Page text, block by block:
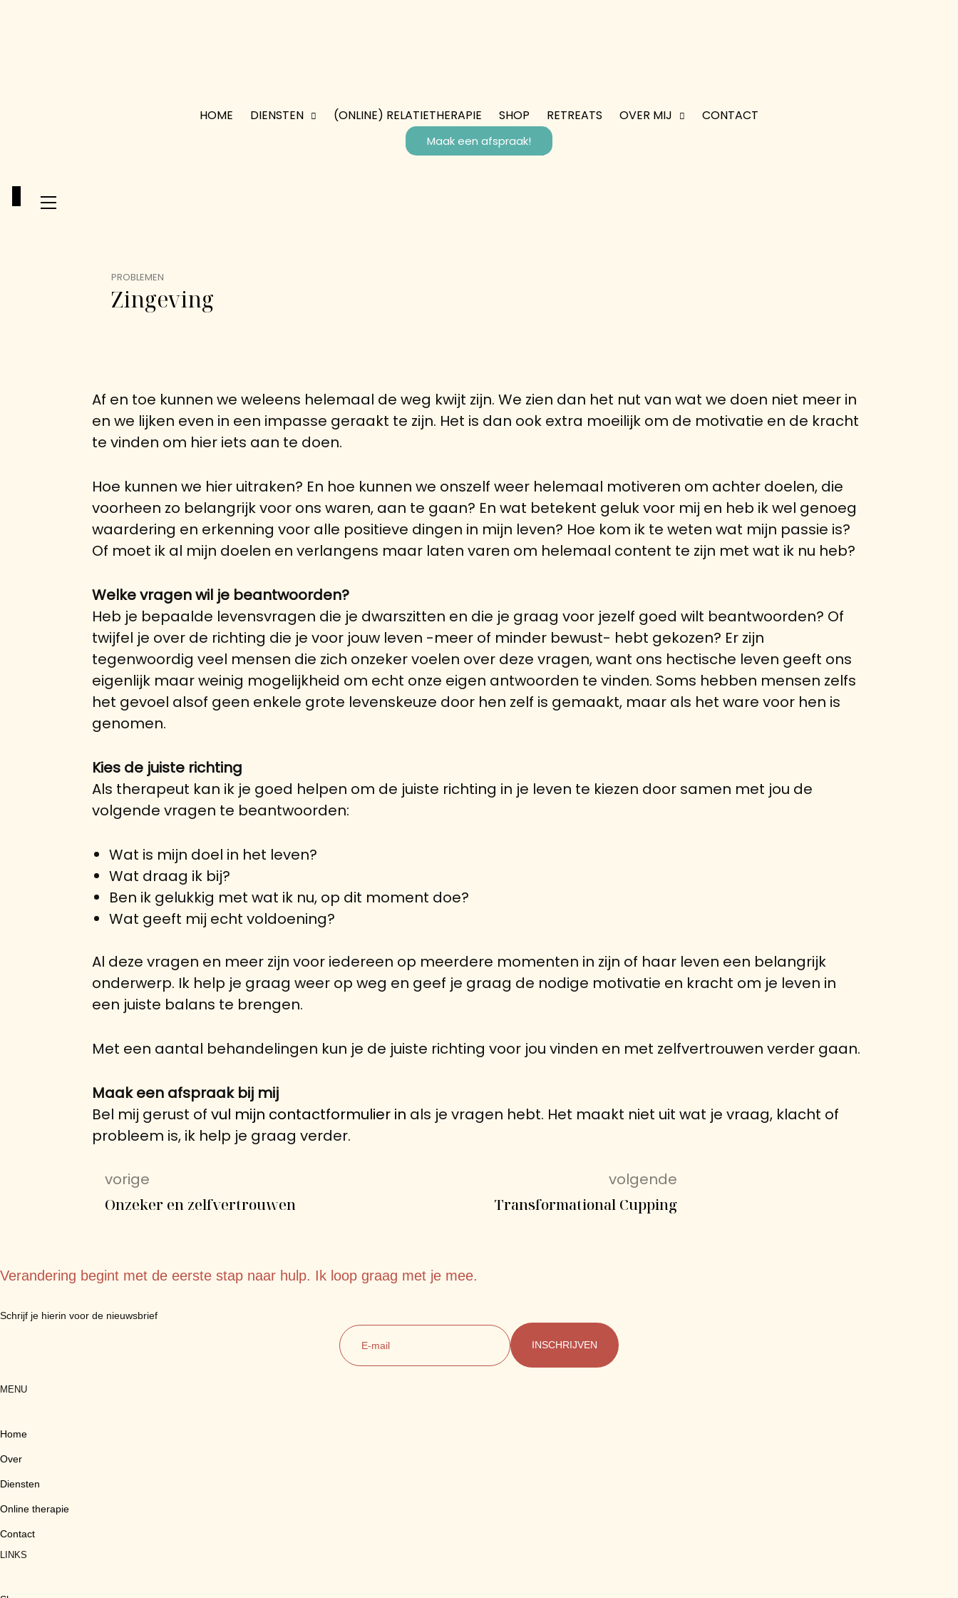
HOME DIENSTEN (ONLINE) RELATIETHERAPIE SHOP RETREATS OVER MIJ CONTACT
Maak een afspraak!
PROBLEMEN
Zingeving
Af en toe kunnen we weleens helemaal de weg kwijt zijn. We zien dan het nut van wat we doen niet meer in
en we lijken even in een impasse geraakt te zijn. Het is dan ook extra moeilijk om de motivatie en de kracht
te vinden om hier iets aan te doen.
Hoe kunnen we hier uitraken? En hoe kunnen we onszelf weer helemaal motiveren om achter doelen, die
voorheen zo belangrijk voor ons waren, aan te gaan? En wat betekent geluk voor mij en heb ik wel genoeg
waardering en erkenning voor alle positieve dingen in mijn leven? Hoe kom ik te weten wat mijn passie is?
Of moet ik al mijn doelen en verlangens maar laten varen om helemaal content te zijn met wat ik nu heb?
Welke vragen wil je beantwoorden?
Heb je bepaalde levensvragen die je dwarszitten en die je graag voor jezelf goed wilt beantwoorden? Of
twijfel je over de richting die je voor jouw leven -meer of minder bewust- hebt gekozen? Er zijn
tegenwoordig veel mensen die zich onzeker voelen over deze vragen, want ons hectische leven geeft ons
eigenlijk maar weinig mogelijkheid om echt onze eigen antwoorden te vinden. Soms hebben mensen zelfs
het gevoel alsof geen enkele grote levenskeuze door hen zelf is gemaakt, maar als het ware voor hen is
genomen.
Kies de juiste richting
Als therapeut kan ik je goed helpen om de juiste richting in je leven te kiezen door samen met jou de
volgende vragen te beantwoorden:
Wat is mijn doel in het leven?
Wat draag ik bij?
Ben ik gelukkig met wat ik nu, op dit moment doe?
Wat geeft mij echt voldoening?
Al deze vragen en meer zijn voor iedereen op meerdere momenten in zijn of haar leven een belangrijk
onderwerp. Ik help je graag weer op weg en geef je graag de nodige motivatie en kracht om je leven in
een juiste balans te brengen.
Met een aantal behandelingen kun je de juiste richting voor jou vinden en met zelfvertrouwen verder gaan.
Maak een afspraak bij mij
Bel mij gerust ofvul mijn contactformulier in als je vragen hebt. Het maakt niet uit wat je vraag, klacht of
probleem is, ik help je graag verder.
vorige
Onzeker en zelfvertrouwen
volgende
Transformational Cupping
Verandering begint met de eerste stap naar hulp. Ik loop graag met je mee.
Schrijf je hierin voor de nieuwsbrief
E-mail
MENU
Home
Over
Diensten
Online therapie
Contact
LINKS